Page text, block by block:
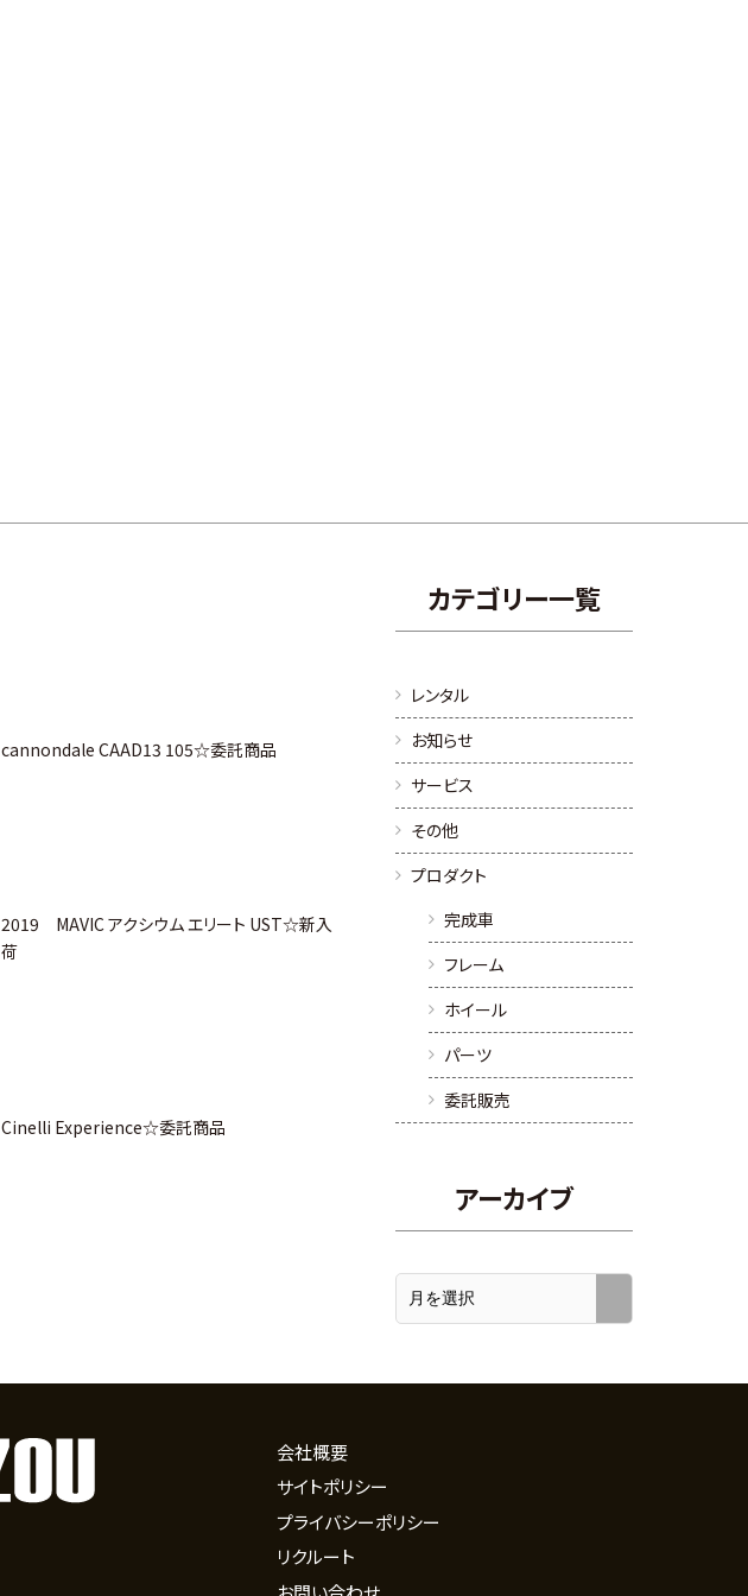
cannondale CAAD13 105☆委託商品
2019 MAVIC アクシウム エリート UST☆新入
荷
Cinelli Experience☆委託商品
カテゴリー一覧
レンタル
お知らせ
サービス
その他
プロダクト
完成車
フレーム
ホイール
パーツ
委託販売
アーカイブ
会社概要
サイトポリシー
プライバシーポリシー
リクルート